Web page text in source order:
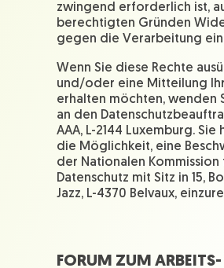
zwingend erforderlich ist,
berechtigten Gründen
gegen die Verarbeitung
Wenn Sie diese Rechte
und/oder eine Mitteilung
erhalten möchten, wenden
an den
AAA, L-2144 Luxemburg. Sie
die Möglichkeit, eine
der Nationalen Kommission
Datenschutz mit Sitz in 15,
Jazz, L-4370 Belvaux,
FORUM ZUM